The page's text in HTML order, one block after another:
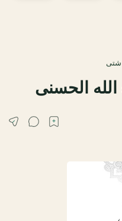
شتى
الحسنى